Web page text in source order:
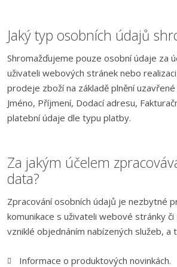
Jaký typ osobních údajů
Shromažďujeme pouze osobní údaje za
uživateli webových stránek nebo
prodeje zboží na základě plnění
Jméno, Příjmení, Dodací adresu,
platební údaje dle typu platby.
Za jakým účelem
data?
Zpracování osobních údajů je nezbytné
komunikace s uživateli webové stránky
vzniklé objednáním nabízených služeb, a
Informace o produktových novinkách.